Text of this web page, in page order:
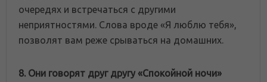
очередях и встречаться с другими
неприятностями. Слова вроде «Я люблю тебя»,
позволят вам реже срываться на домашних.
8. Они говорят друг другу «Спокойной ночи»